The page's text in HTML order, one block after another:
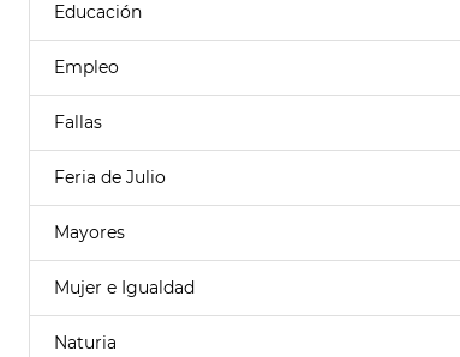
Educación
Empleo
Fallas
Feria de Julio
Mayores
Mujer e Igualdad
Naturia